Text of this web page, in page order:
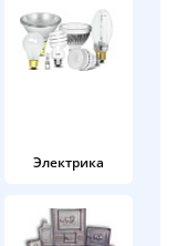
Электрика
раз в 2